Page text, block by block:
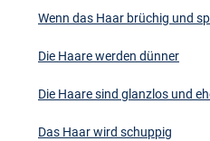
Wenn das Haar brüchig und
Die Haare werden dünner
Die Haare sind glanzlos und
Das Haar wird schuppig